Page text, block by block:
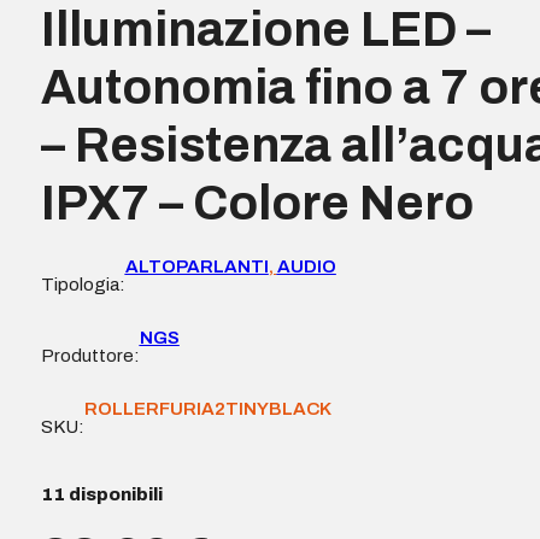
Illuminazione LED –
Autonomia fino a 7
– Resistenza
IPX7 – Colore Nero
Tipologia:
ALTOPARLANTI, AUDIO
Produttore:
NGS
SKU:
ROLLERFURIA2TINYBLACK
11 disponibili